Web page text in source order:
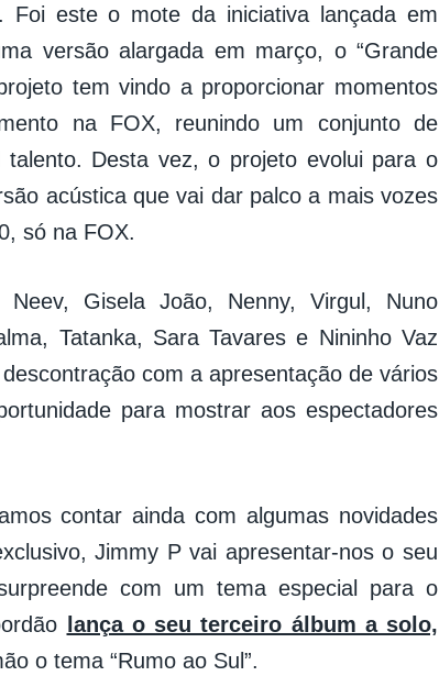
Foi este o mote da iniciativa lançada em
versão alargada em março, o “Grande
tem vindo a proporcionar momentos
na FOX, reunindo um conjunto de
talento. Desta vez, o projeto evolui para o
acústica que vai dar palco a mais vozes
só na FOX.
Gisela João, Nenny, Virgul, Nuno
Tatanka, Sara Tavares e Nininho Vaz
com a apresentação de vários
para mostrar aos espectadores
contar ainda com algumas novidades
Jimmy P vai apresentar-nos o seu
com um tema especial para o
lança o seu terceiro álbum a solo,
o tema “Rumo ao Sul”.